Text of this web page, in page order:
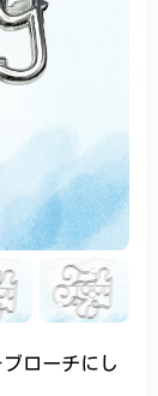
ローチにし